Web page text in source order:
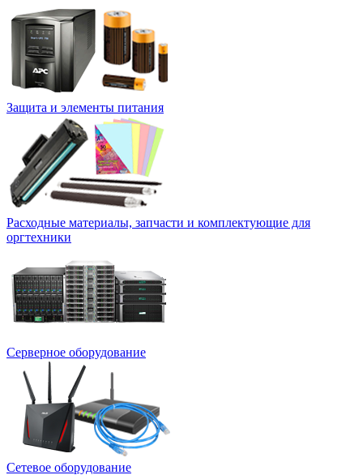
Защита и элементы питания
Расходные материалы, запчасти и комплектующие для
оргтехники
Серверное оборудование
Сетевое оборудование